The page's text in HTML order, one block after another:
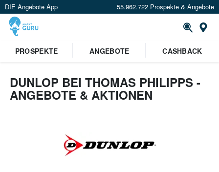
DIE Angebote App 55.962.722 Prospekte & Angebote
Standort festlegen
PROSPEKTE ANGEBOTE CASHBACK
DUNLOP BEI THOMAS PHILIPPS -
ANGEBOTE & AKTIONEN